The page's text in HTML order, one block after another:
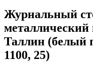
Журнальный
Таллин (белый
1100, 25)